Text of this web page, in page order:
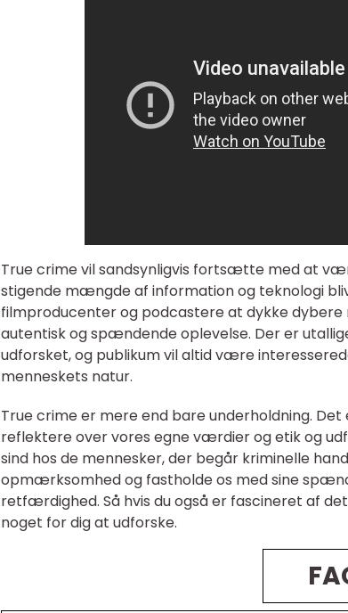
True crime vil sandsynligvis fortsætte med at
stigende mængde af information og teknologi
filmproducenter og podcastere at dykke dybere
autentisk og spændende oplevelse. Der er
udforsket, og publikum vil altid være
menneskets natur.
True crime er mere end bare underholdning.
reflektere over vores egne værdier og etik og
sind hos de mennesker, der begår kriminelle
opmærksomhed og fastholde os med sine
retfærdighed. Så hvis du også er fascineret af
noget for dig at udforske.